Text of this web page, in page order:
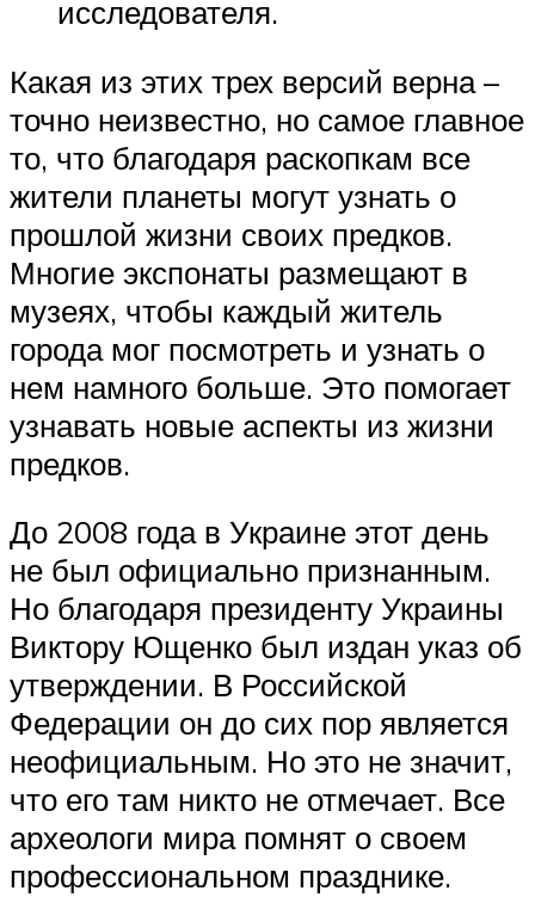
исследователя.
Какая из этих трех версий верна –
точно неизвестно, но самое главное
то, что благодаря раскопкам все
жители планеты могут узнать о
прошлой жизни своих предков.
Многие экспонаты размещают в
музеях, чтобы каждый житель
города мог посмотреть и узнать о
нем намного больше. Это помогает
узнавать новые аспекты из жизни
предков.
До 2008 года в Украине этот день
не был официально признанным.
Но благодаря президенту Украины
Виктору Ющенко был издан указ об
утверждении. В Российской
Федерации он до сих пор является
неофициальным. Но это не значит,
что его там никто не отмечает. Все
археологи мира помнят о своем
профессиональном празднике.